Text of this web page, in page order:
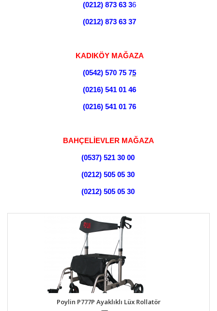
(0212)873 63 36
(0212)873 63 37
KADIKÖY MAĞAZA
(0542) 570 75 75
(0216) 541 01 46
(0216) 541 01 76
BAHÇELİEVLER MAĞAZA
(0537) 521 30 00
(0212) 505 05 30
(0212) 505 05 30
Poylin P777P Ayaklıklı Lüx Rollatör